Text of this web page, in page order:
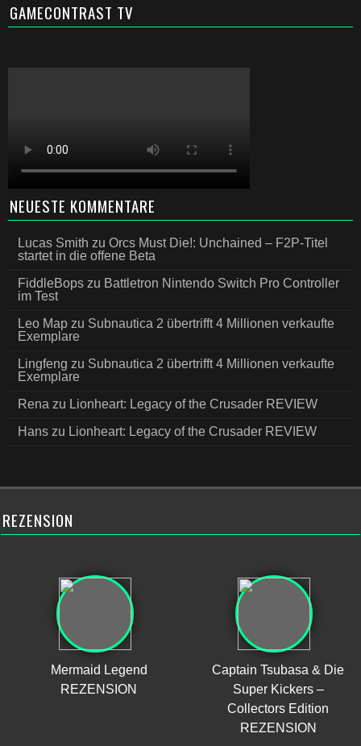
GAMECONTRAST TV
NEUESTE KOMMENTARE
Lucas Smith zu Orcs Must Die!: Unchained – F2P-Titel
startet in die offene Beta
FiddleBops zu Battletron Nintendo Switch Pro Controller
im Test
Leo Map zu Subnautica 2 übertrifft 4 Millionen verkaufte
Exemplare
Lingfeng zu Subnautica 2 übertrifft 4 Millionen verkaufte
Exemplare
Rena zu Lionheart: Legacy of the Crusader REVIEW
Hans zu Lionheart: Legacy of the Crusader REVIEW
REZENSION
Mermaid Legend
REZENSION
Captain Tsubasa & Die
Super Kickers –
Collectors Edition
REZENSION